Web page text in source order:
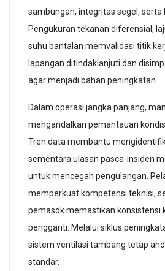
sambungan, integritas segel, serta
Pengukuran tekanan diferensial,
suhu bantalan memvalidasi titik
lapangan ditindaklanjuti dan
agar menjadi bahan peningkatan.
Dalam operasi jangka panjang,
mengandalkan pemantauan
Tren data membantu
sementara ulasan pasca-insiden
untuk mencegah pengulangan.
memperkuat kompetensi teknisi,
pemasok memastikan konsistensi
pengganti. Melalui siklus
sistem ventilasi tambang tetap
standar.